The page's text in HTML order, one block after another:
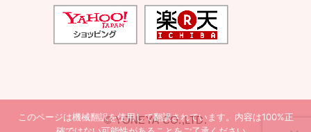
© YONEYA CO.,LTD.
このページは機械翻訳を使用して翻訳されています。内容は100%正